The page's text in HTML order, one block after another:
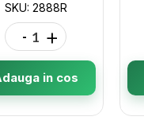
SKU: 2888R
- +
in cos